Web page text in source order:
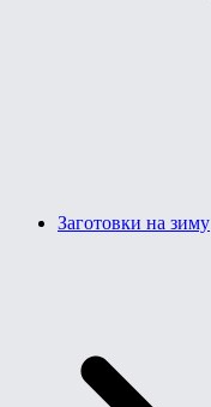
Заготовки на зиму